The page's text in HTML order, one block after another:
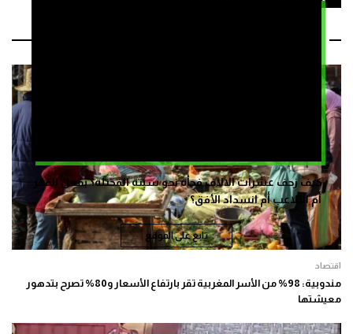
كيف زحف عشرات الالاف فجأة نحو سبتة المحتلة؟ بفعل الفقر
أم التلاعب أم انسداد الأفق؟
تابع على الموقع
اقتصاد
مندوبية: 98% من الأسر المغربية تقر بارتفاع الأسعار و80% تصرح بتدهور
معيشتها